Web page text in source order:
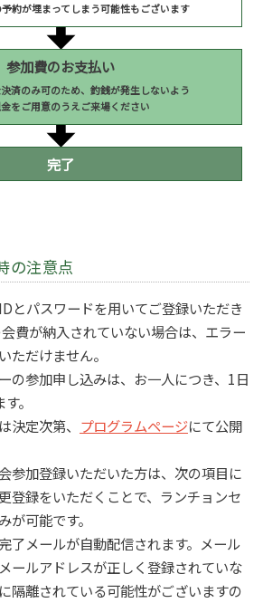
約が埋まってしまう可能性もございます
参加費のお支払い
済のみ可のため、釣銭が発生しないよう
をご用意のうえご来場ください
完了
の注意点
とパスワードを用いてご登録いただき
費が納入されていない場合は、エラー
ただけません。
の参加申し込みは、お一人につき、1日
。
決定次第、 プログラムページにて公開
参加登録いただいた方は、次の項目に
登録をいただくことで、ランチョンセ
が可能です。
了メールが自動配信されます。メール
ールアドレスが正しく登録されていな
隔離されている可能性がございますの